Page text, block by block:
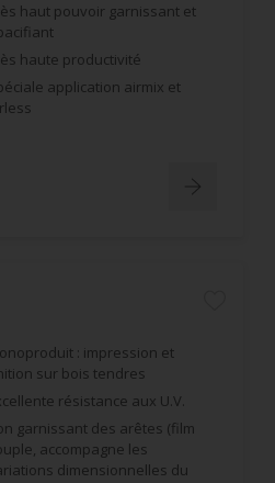
haut pouvoir garnissant et
haute productivité
application airmix et
: impression et
sur bois tendres
résistance aux U.V.
garnissant des arêtes (film
accompagne les
dimensionnelles du